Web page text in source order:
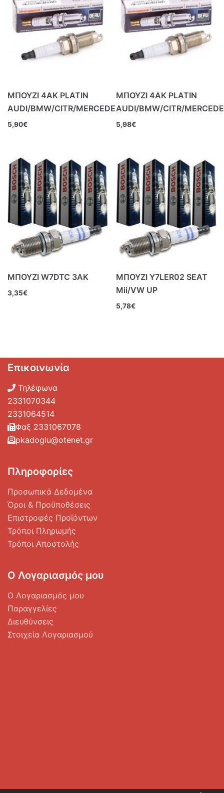
ΜΠΟΥΖΙ 4ΑΚ PLATIN
AUDI/BMW/CITR/MERCEDE
5,90€
ΜΠΟΥΖΙ 4ΑΚ PLATIN
AUDI/BMW/CITR/MERCEDE
5,98€
ΜΠΟΥΖΙ W7DTC 3ΑΚ
3,35€
ΜΠΟΥΖΙ Y7LER02 SEAT
Mii/VW UP
5,78€
Επικοινωνία
Τηλέφωνα
2331070344
2331064514
Φαξ 2331067078
pkadoglu@otenet.gr
Πληροφορίες
Προσωπικά Δεδομένα
Όροι & Προϋποθέσεις
Επιστροφές Προϊόντων
Τρόποι Πληρωμής
Τρόποι Αποστολής
Ο Λογαριασμός μου
Ο Λογαριασμός μου
Παραγγελίες
Διευθύνσεις
Στοιχεία Λογαριασμού